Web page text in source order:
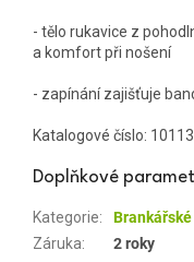
- tělo rukavice z
a komfort při nošení
- zapínání zajišťuje
Katalogové číslo:
Doplňkové
Kategorie:
Záruka: 2 roky